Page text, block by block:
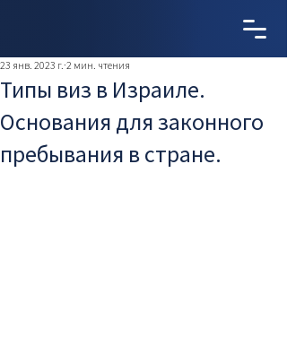
Типы виз в Израиле.
Основания для законного
пребывания в стране.
23 янв. 2023 г. 2 мин. чтения